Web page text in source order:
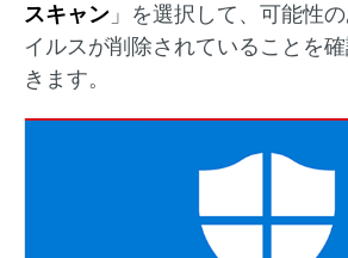
スキャン 」を選択して、可能性
イルスが削除されていることを
きます。